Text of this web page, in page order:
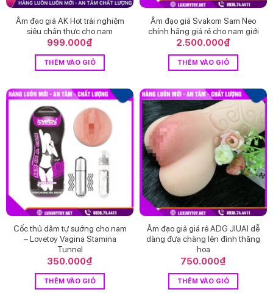
Âm đạo giả AK Hot trải nghiệm
siêu chân thực cho nam
999.000₫
THÊM VÀO GIỎ
Âm đạo giả Svakom Sam Neo
chính hãng giá rẻ cho nam giới
2.500.000₫
THÊM VÀO GIỎ
Cốc thủ dâm tự sướng cho nam
– Lovetoy Vagina Stamina
Tunnel
350.000₫
THÊM VÀO GIỎ
Âm đạo giả giá rẻ ADG JIUAI dễ
dàng đưa chàng lên đỉnh thăng
hoa
750.000₫
THÊM VÀO GIỎ